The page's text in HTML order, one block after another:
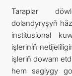
Taraplar
dolandyryşyň
institusional
işleriniň
işleriň dowam
hem saglygy